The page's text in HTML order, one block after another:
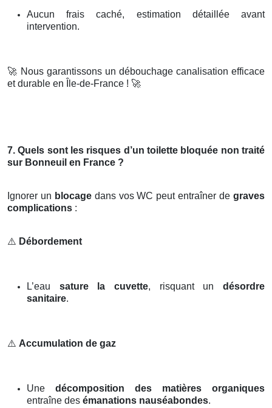
Aucun frais caché, estimation détaillée avant
intervention.
🚀 Nous garantissons un débouchage canalisation efficace
et durable en Île-de-France ! 🚀
7. Quels sont les risques d’un toilette bloquée non traité
sur Bonneuil en France ?
Ignorer un blocagedans vos WC peut entraîner degraves
complications :
⚠️ Débordement
L’eau sature la cuvette, risquant undésordre
sanitaire.
⚠️ Accumulation de gaz
Une décomposition des matières organiques
entraîne des émanations nauséabondes.